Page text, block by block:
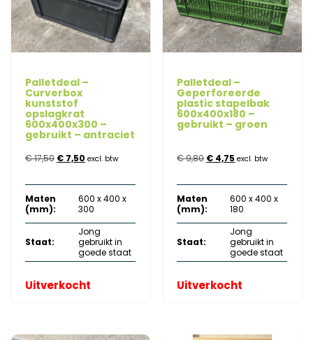
Palletdeal –
Curverbox
kunststof
opslagkrat
600x400x300 –
gebruikt – antraciet
€17,50 Oorspronkelijke
€ 17,50.
€ 7,50 Huidige
is:
€ 7,50.
excl. btw
Maten
(mm):
600 x 400 x
300
Staat:
Jong
gebruikt in
goede staat
Uitverkocht
Palletdeal –
Geperforeerde
plastic stapelbak
600x400x180 –
gebruikt – groen
€9,80 Oorspronkelijke
was:
€ 9,80.
€ 4,75 Huidige
is:
€ 4,75.
excl. btw
Maten
(mm):
600 x 400 x
180
Staat:
Jong
gebruikt in
goede staat
Uitverkocht